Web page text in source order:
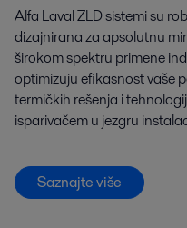
Alfa Laval ZLD sistemi su
dizajnirana za apsolutnu
širokom spektru primene
optimizuju efikasnost vaše
termičkih rešenja i
isparivačem u jezgru
Saznajte više